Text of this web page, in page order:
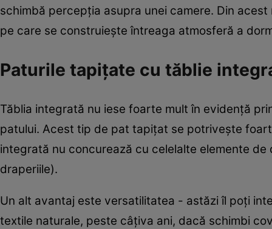
schimbă percepția asupra unei camere. Din
pe care se construiește întreaga atmosferă a
Paturile tapițate cu tăblie
Tăblia integrată nu iese foarte mult în evidență
patului. Acest tip de pat tapițat se potrivește
integrată nu concurează cu celelalte elemente
draperiile).
Un alt avantaj este versatilitatea - astăzi îl poți
textile naturale, peste câțiva ani, dacă schimbi